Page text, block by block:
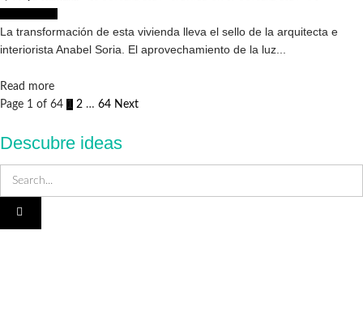
La transformación de esta vivienda lleva el sello de la arquitecta e
interiorista Anabel Soria. El aprovechamiento de la luz...
Read moreDetails
Page 1 of 64 1 2 … 64 Next
Descubre ideas